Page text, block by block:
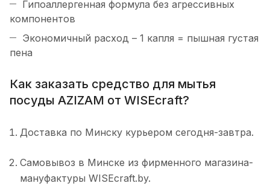
Гипоаллергенная формула без агрессивных
компонентов
Экономичный расход – 1 капля = пышная густая
пена
Как заказать средство для мытья
посуды AZIZAM от WISEcraft?
Доставка по Минску курьером сегодня-завтра.
Самовывоз в Минске из фирменного магазина-
мануфактуры WISEcraft.by.